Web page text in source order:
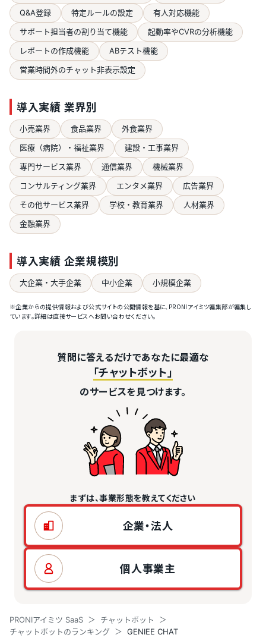
Q&A登録
特定ルールの設定
有人対応機能
サポート担当者の割り当て機能
起動率やCVRの分析機能
レポートの作成機能
ABテスト機能
営業時間外のチャット非表示設定
導入実績 業界別
小売業界 食品業界
外食業界
医療（病院）・福祉業界
建設・工事業界
専門サービス業界
通信業界
機械業界
コンサルティング業界
エンタメ業界
広告業界
その他サービス業界
学校・教育業界
人材業界
金融業界
導入実績 企業規模別
大企業・大手企業 中小企業 小規模企業
※企業からの提供情報および公式サイトの公開情報を基に、PRONIアイミツ編集部が編集し
ています。詳細は直接サービスへお問い合わせください。
質問に答えるだけであなたに最適な
「チャットボット」
のサービスを見つけます。
まずは、事業形態を教えてください
企業・法人
個人事業主
PRONIアイミツ SaaS
チャットボット
チャットボットのランキング
GENIEE CHAT